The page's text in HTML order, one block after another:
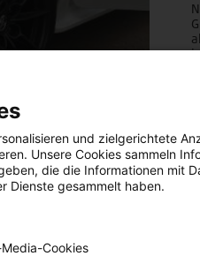
und zielgerichtete
Unsere Cookies sammeln
die die Informationen mit
Dienste gesammelt haben.
Cookies